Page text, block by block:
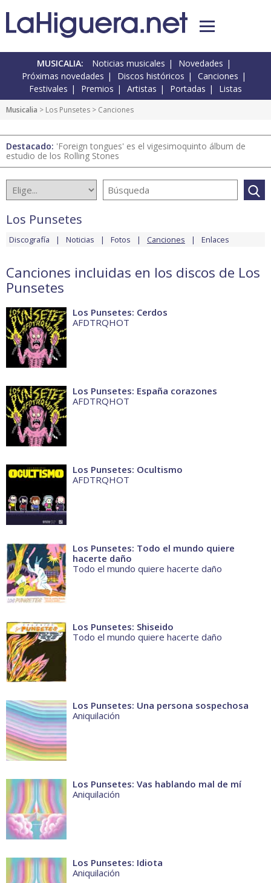
MUSICALIA: Noticias musicales
Novedades
Próximas novedades
Discos históricos
Canciones
Festivales
Premios Artistas Portadas Listas
Musicalia > Los Punsetes > Canciones
Destacado: 'Foreign tongues' es el vigesimoquinto álbum de
estudio de los Rolling Stones
Los Punsetes
Discografía Noticias Fotos Canciones Enlaces
Canciones incluidas en los discos de Los
Punsetes
Los Punsetes: Cerdos
AFDTRQHOT
Los Punsetes: España corazones
AFDTRQHOT
Los Punsetes: Ocultismo
AFDTRQHOT
Los Punsetes: Todo el mundo quiere
hacerte daño
Todo el mundo quiere hacerte daño
Los Punsetes: Shiseido
Todo el mundo quiere hacerte daño
Los Punsetes: Una persona sospechosa
Aniquilación
Los Punsetes: Vas hablando mal de mí
Aniquilación
Los Punsetes: Idiota
Aniquilación